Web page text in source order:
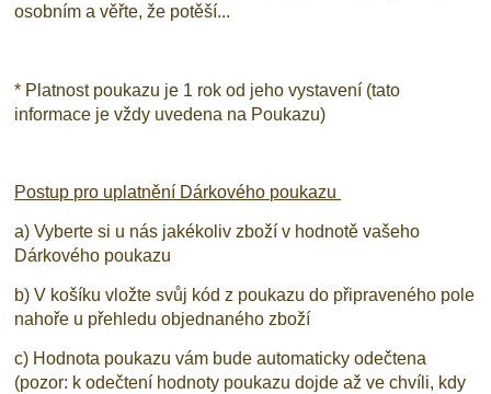
osobním a věřte, že potěší...
* Platnost poukazu je 1 rok od jeho vystavení (tato
informace je vždy uvedena na Poukazu)
Postup pro uplatnění Dárkového poukazu
a) Vyberte si u nás jakékoliv zboží v hodnotě vašeho
Dárkového poukazu
b) V košíku vložte svůj kód z poukazu do připraveného pole
nahoře u přehledu objednaného zboží
c) Hodnota poukazu vám bude automaticky odečtena
(pozor: k odečtení hodnoty poukazu dojde až ve chvíli, kdy